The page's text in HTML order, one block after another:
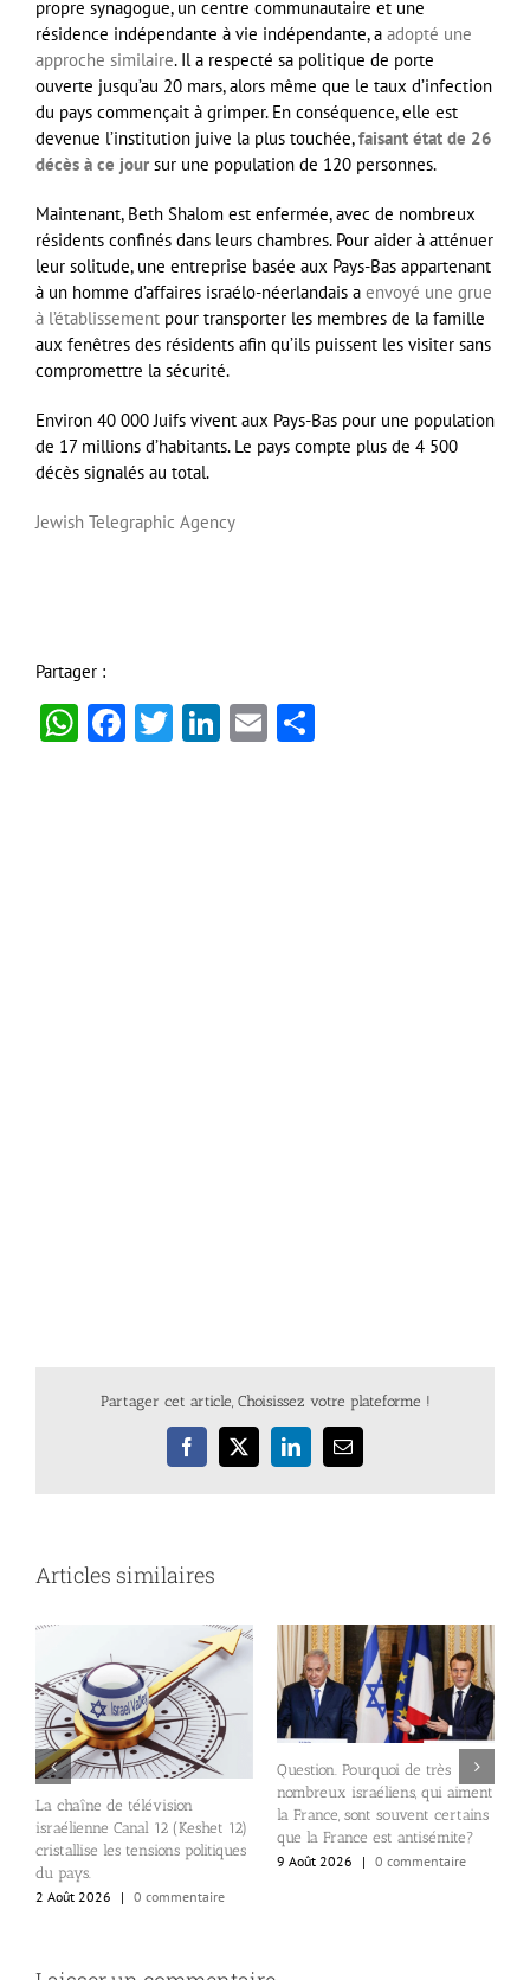
propre synagogue, un centre communautaire et une
résidence indépendante à vie indépendante, a adopté une
approche similaire. Il a respecté sa politique de porte
ouverte jusqu’au 20 mars, alors même que le taux d’infection
du pays commençait à grimper. En conséquence, elle est
devenue l’institution juive la plus touchée,faisant état de 26
décès à ce jour sur une population de 120 personnes.
Maintenant, Beth Shalom est enfermée, avec de nombreux
résidents confinés dans leurs chambres. Pour aider à atténuer
leur solitude, une entreprise basée aux Pays-Bas appartenant
à un homme d’affaires israélo-néerlandais a envoyé une grue
à l’établissement pour transporter les membres de la famille
aux fenêtres des résidents afin qu’ils puissent les visiter sans
compromettre la sécurité.
Environ 40 000 Juifs vivent aux Pays-Bas pour une population
de 17 millions d’habitants. Le pays compte plus de 4 500
décès signalés au total.
Jewish Telegraphic Agency
Partager :
WhatsApp
Facebook
Twitter
LinkedIn
Email
Partager cet article, Choisissez votre plateforme !
Facebook
X LinkedInEmail
Articles similaires
La chaîne de télévision
israélienne Canal 12 (Keshet 12)
cristallise les tensions politiques
du pays.
2 Août 2026
| 0 commentaire
Question. Pourquoi de très
nombreux israéliens, qui aiment
la France, sont souvent certains
que la France est antisémite?
9 Août 2026
| 0 commentaire